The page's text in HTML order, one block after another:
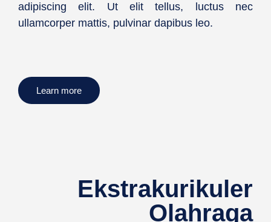
adipiscing elit. Ut elit tellus, luctus nec
ullamcorper mattis, pulvinar dapibus leo.
Learn more
Ekstrakurikuler
Olahraga